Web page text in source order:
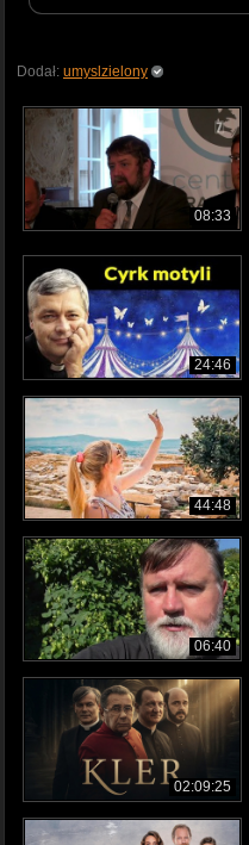
Dodał: umyslzielony
08:33
24:46
44:48
06:40
02:09:25